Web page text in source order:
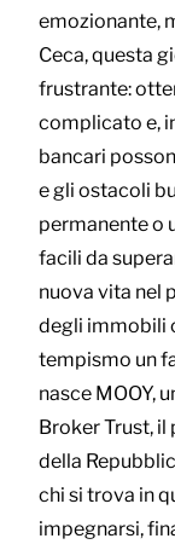
emozionante,
Ceca, questa
frustrante:
complicato e,
bancari
e gli ostacoli
permanente o
facili da
nuova vita nel
degli immobili
tempismo un
nasce MOOY,
Broker Trust,
della
chi si trova in
impegnarsi,